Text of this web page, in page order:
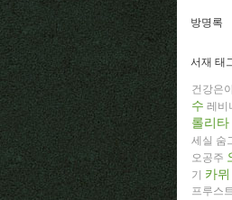
방명록
서재 태
건강은
수 레비
롤리타
세실 숨
오공주
기 카뮈
프루스트